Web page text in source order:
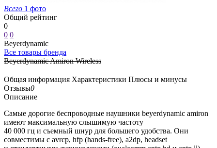
Всего 1 фото
Общий рейтинг
0
0 0
Beyerdynamic
Все товары бренда
Beyerdynamic Amiron Wireless
Общая информация Характеристики Плюсы и минусы
Отзывы0
Описание
Самые дорогие беспроводные наушники beyerdynamic amiron
имеют максимальную слышимую частоту
40 000 гц и съемный шнур для большего удобства. Они
совместимы с avrcp, hfp (hands-free), a2dp, headset